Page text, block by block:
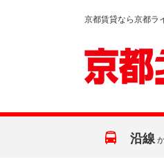
京都賃貸なら京都ラ
沿線